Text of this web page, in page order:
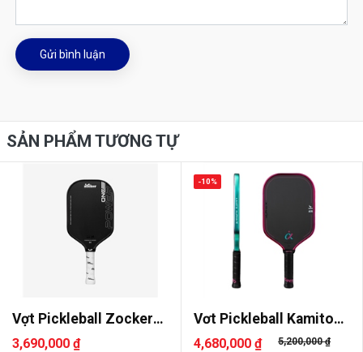
Gửi bình luận
SẢN PHẨM TƯƠNG TỰ
Vợt Pickleball Zocker
Power One
3,690,000 ₫
Vơt Pickleball Kamito
Alpha-X
4,680,000 ₫ 5,200,000 ₫
-10%